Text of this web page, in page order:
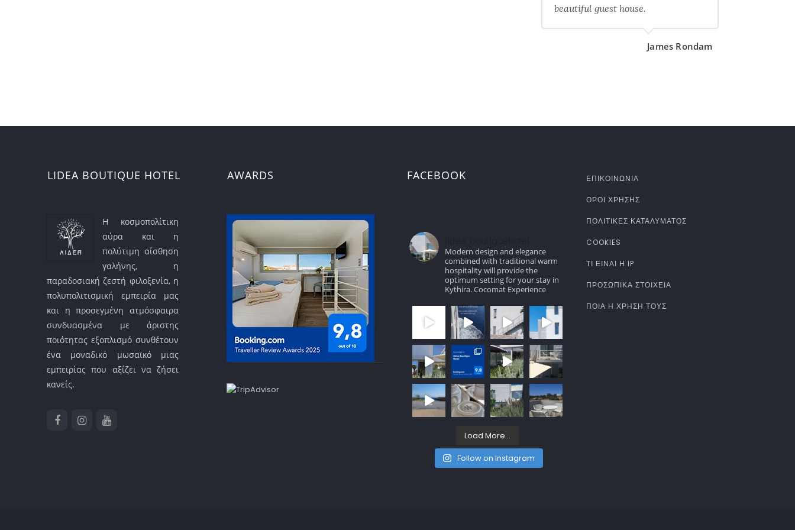
beautiful guest house.
James Rondam
LIDEA BOUTIQUE HOTEL
Η κοσμοπολίτικη
αύρα και η
πολύτιμη αίσθηση
γαλήνης, η
παραδοσιακή ζεστή φιλοξενία, η
πολυπολιτισμική εμπειρία μας
και η προσεγμένη ατμόσφαιρα
συνδυασμένα με άριστης
ποιότητας εξοπλισμό συνθέτουν
ένα μοναδικό μωσαϊκό μιας
εμπειρίας που αξίζει να ζήσει
κανείς.
AWARDS FACEBOOK
Modern design and elegance
combined with traditional warm
hospitality will provide the
optimum setting for your stay in
Kythira.Cocomat Experience
Load More...
Follow on Instagram
ΕΠΙΚΟΙΝΩΝΙΑ
ΌΡΟΙ ΧΡΉΣΗΣ
ΠΟΛΙΤΙΚΈΣ ΚΑΤΑΛΎΜΑΤΟΣ
COOKIES
ΤΊ ΕΊΝΑΙ Η IP
ΠΡΟΣΩΠΙΚΆ ΣΤΟΙΧΕΊΑ
ΠΟΙΑ Η ΧΡΉΣΗ ΤΟΥΣ